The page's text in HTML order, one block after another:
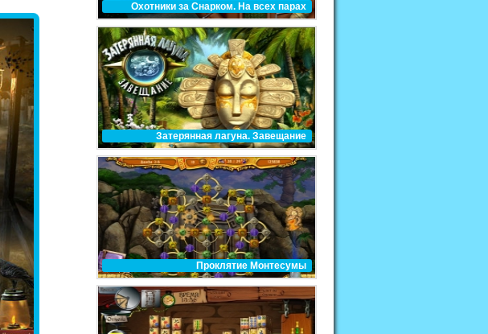
Охотники за Снарком. На всех парах
Затерянная лагуна. Завещание
Проклятие Монтесумы